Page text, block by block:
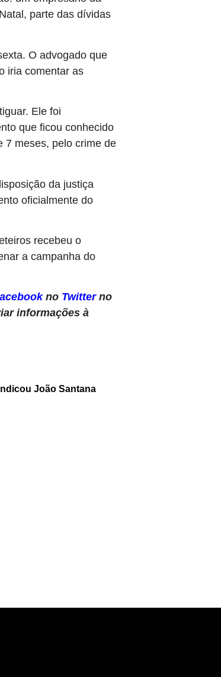
parte das dívidas
O advogado que
iria comentar as
Ele foi
que ficou conhecido
7 meses, pelo crime de
da justiça
oficialmente do
recebeu o
a campanha do
no Twitter no
informações à
João Santana